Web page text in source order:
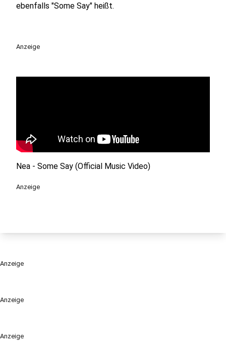
Anzeige
Anzeige
ebenfalls "Some Say" heißt.
Anzeige
Nea - Some Say (Official Music Video)
Anzeige
Anzeige